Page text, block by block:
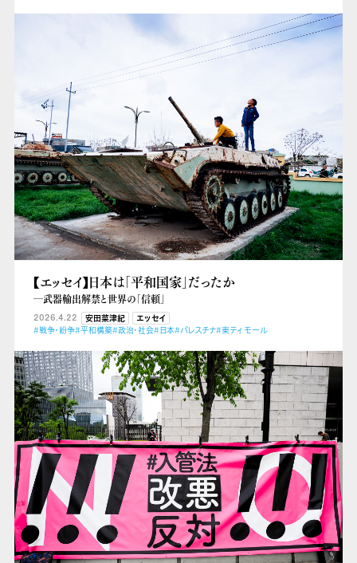
【エッセイ】日本は「平和国家」だったか
―武器輸出解禁と世界の「信頼」
2026.4.22 安田菜津紀
エッセイ
#戦争・紛争#平和構築#政治・社会#日本#パレスチナ#東ティモール